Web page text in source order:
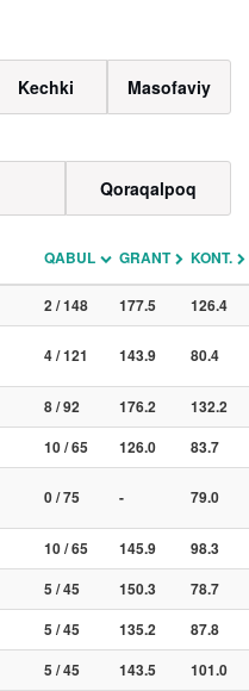
Kechki Masofaviy
Qoraqalpoq
QABUL GRANT KONT.
2 / 148 177.5
126.4
4 / 121 143.9 80.4
8 / 92 176.2
132.2
10 / 65 126.0
83.7
0 / 75 - 79.0
10 / 65 145.9
98.3
5 / 45 150.3
78.7
5 / 45 135.2
87.8
5 / 45 143.5
101.0